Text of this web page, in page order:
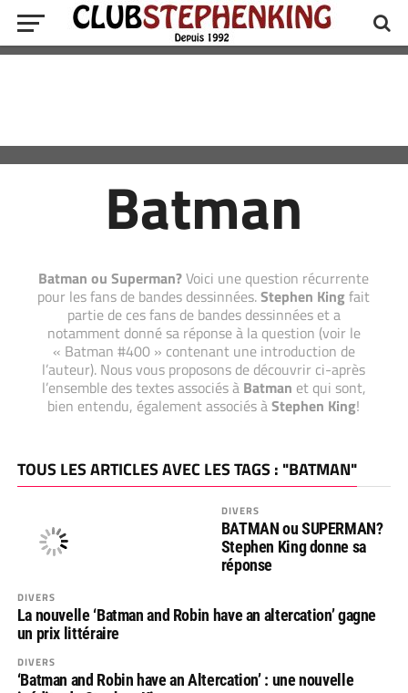
Batman
Batman ou Superman?Voici une question récurrente
pour les fans de bandes dessinnées.Stephen Kingfait
partie de ces fans de bandes dessinnées et a
notamment donné sa réponse à la question (voir le
« Batman #400 » contenant une introduction de
l’auteur). Nous vous proposons de découvrir ci-après
l’ensemble des textes associés à Batman et qui sont,
bien entendu, également associés àStephen King!
TOUS LES ARTICLES AVEC LES TAGS : "BATMAN"
DIVERS
BATMAN ou SUPERMAN?
Stephen King donne sa
réponse
DIVERS
La nouvelle ‘Batman and Robin have an altercation’ gagne
un prix littéraire
DIVERS
‘Batman and Robin have an Altercation’ : une nouvelle